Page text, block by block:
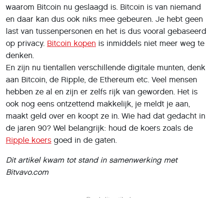
waarom Bitcoin nu geslaagd is. Bitcoin is van niemand
en daar kan dus ook niks mee gebeuren. Je hebt geen
last van tussenpersonen en het is dus vooral gebaseerd
op privacy. Bitcoin kopen is inmiddels niet meer weg te
denken.
En zijn nu tientallen verschillende digitale munten, denk
aan Bitcoin, de Ripple, de Ethereum etc. Veel mensen
hebben ze al en zijn er zelfs rijk van geworden. Het is
ook nog eens ontzettend makkelijk, je meldt je aan,
maakt geld over en koopt ze in. Wie had dat gedacht in
de jaren 90? Wel belangrijk: houd de koers zoals de
Ripple koers goed in de gaten.
Dit artikel kwam tot stand in samenwerking met
Bitvavo.com